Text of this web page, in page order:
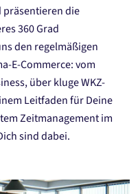
präsentieren die
360 Grad
den regelmäßigen
E-Commerce: vom
über kluge WKZ-
Leitfaden für Deine
Zeitmanagement im
sind dabei.